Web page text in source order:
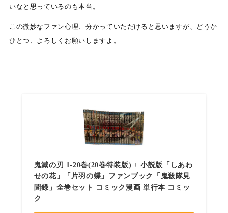
いなと思っているのも本当。
この微妙なファン心理、分かっていただけると思いますが、どうか
ひとつ、よろしくお願いしますよ。
鬼滅の刃 1-20巻(20巻特装版) + 小説版「しあわ
せの花」「片羽の蝶」ファンブック「鬼殺隊見
聞録」全巻セット コミック漫画 単行本 コミッ
ク